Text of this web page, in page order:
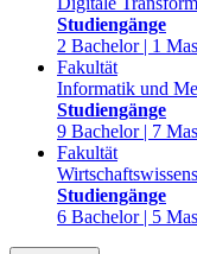
Studiengänge
2 Bachelor | 1
Fakultät
Informatik und
Studiengänge
9 Bachelor | 7
Fakultät
Studiengänge
6 Bachelor | 5